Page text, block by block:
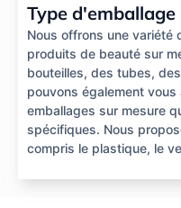
Type d'emballage
Nous offrons une variété
produits de beauté sur
bouteilles, des tubes,
pouvons également
emballages sur mesure
spécifiques. Nous
compris le plastique, le